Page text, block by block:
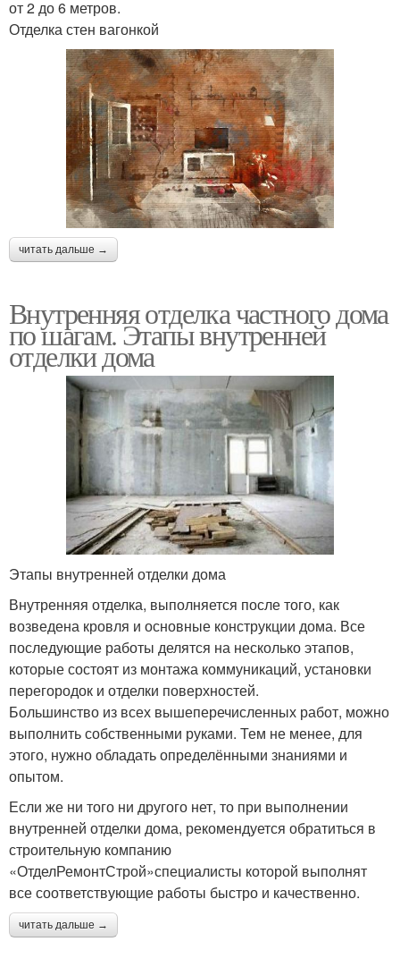
от 2 до 6 метров.
Отделка стен вагонкой
читать дальше →
Внутренняя отделка частного дома
по шагам. Этапы внутренней
отделки дома
Этапы внутренней отделки дома
Внутренняя отделка, выполняется после того, как
возведена кровля и основные конструкции дома. Все
последующие работы делятся на несколько этапов,
которые состоят из монтажа коммуникаций, установки
перегородок и отделки поверхностей.
Большинство из всех вышеперечисленных работ, можно
выполнить собственными руками. Тем не менее, для
этого, нужно обладать определёнными знаниями и
опытом.
Если же ни того ни другого нет, то при выполнении
внутренней отделки дома, рекомендуется обратиться в
строительную компанию
«ОтделРемонтСтрой»специалисты которой выполнят
все соответствующие работы быстро и качественно.
читать дальше →